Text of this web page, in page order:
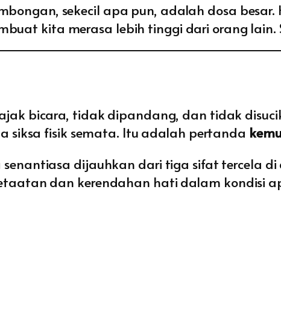
sekecil apa pun, adalah dosa
kita merasa lebih tinggi dari orang
bicara, tidak dipandang, dan tidak
siksa fisik semata. Itu adalah pertanda
senantiasa dijauhkan dari tiga sifat tercela
dan kerendahan hati dalam kondisi